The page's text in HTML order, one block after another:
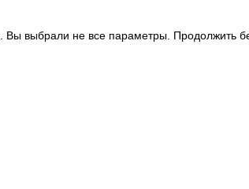
Вы выбрали не все параметры. Продолжить